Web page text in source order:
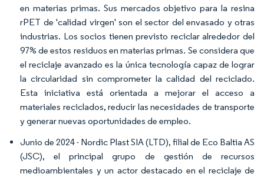
en materias primas. Sus mercados objetivo para la resina
rPET de 'calidad virgen' son el sector del envasado y otras
industrias. Los socios tienen previsto reciclar alrededor del
97% de estos residuos en materias primas. Se considera que
el reciclaje avanzado es la única tecnología capaz de lograr
la circularidad sin comprometer la calidad del reciclado.
Esta iniciativa está orientada a mejorar el acceso a
materiales reciclados, reducir las necesidades de transporte
y generar nuevas oportunidades de empleo.
Junio de 2024 - Nordic Plast SIA (LTD), filial de Eco Baltia AS
(JSC), el principal grupo de gestión de recursos
medioambientales y un actor destacado en el reciclaje de